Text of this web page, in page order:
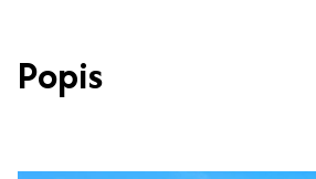
Popis